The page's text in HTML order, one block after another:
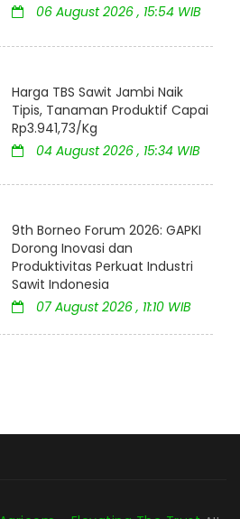
06 August 2026 , 15:54 WIB
Harga TBS Sawit Jambi Naik
Tipis, Tanaman Produktif Capai
Rp3.941,73/Kg
04 August 2026 , 15:34 WIB
9th Borneo Forum 2026: GAPKI
Dorong Inovasi dan
Produktivitas Perkuat Industri
Sawit Indonesia
07 August 2026 , 11:10 WIB